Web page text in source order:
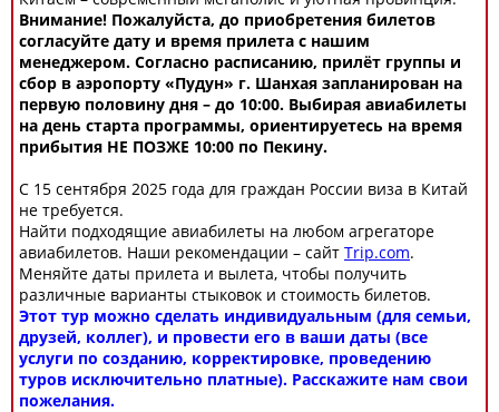
Внимание! Пожалуйста, до приобретения билетов
согласуйте дату и время прилета с нашим
менеджером. Согласно расписанию, прилёт группы и
сбор в аэропорту «Пудун» г. Шанхая запланирован на
первую половину дня – до 10:00. Выбирая авиабилеты
на день старта программы, ориентируетесь на время
прибытия НЕ ПОЗЖЕ 10:00 по Пекину.
С 15 сентября 2025 года для граждан России виза в Китай
не требуется.
Найти подходящие авиабилеты на любом агрегаторе
авиабилетов. Наши рекомендации – сайт Trip.com.
Меняйте даты прилета и вылета, чтобы получить
различные варианты стыковок и стоимость билетов.
Этот тур можно сделать индивидуальным (для семьи,
друзей, коллег), и провести его в ваши даты (все
услуги по созданию, корректировке, проведению
туров исключительно платные). Расскажите нам свои
пожелания.